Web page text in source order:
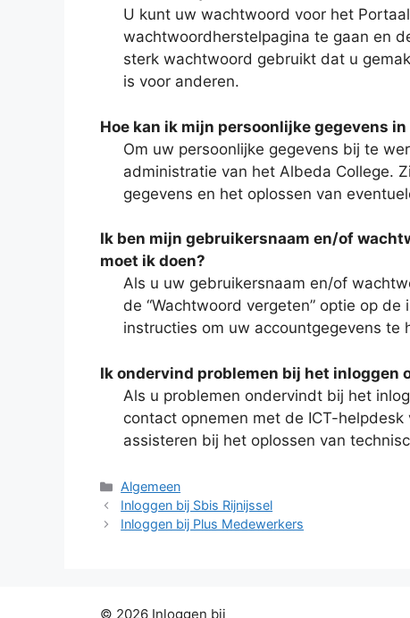
U kunt uw wachtwoord voor het
wachtwoordherstelpagina te gaan en
sterk wachtwoord gebruikt dat u
is voor anderen.
Hoe kan ik mijn persoonlijke gegevens
Om uw persoonlijke gegevens bij te
administratie van het Albeda College.
gegevens en het oplossen van
Ik ben mijn gebruikersnaam en/of
moet ik doen?
Als u uw gebruikersnaam en/of
de “Wachtwoord vergeten” optie op
instructies om uw accountgegevens te
Ik ondervind problemen bij het inloggen
Als u problemen ondervindt bij het
contact opnemen met de ICT-
assisteren bij het oplossen van
Categorieën
Algemeen
Inloggen bij Sbis Rijnijssel
Inloggen bij Plus Medewerkers
© 2026 Inloggen bij